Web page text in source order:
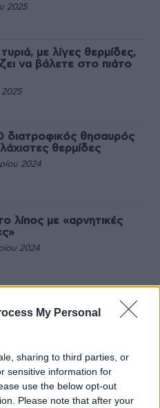
My Personal
sharing to third parties, or
sensitive information for
use the below opt-out
Please note that after your
2025
τυριά, με λίγες θερμίδες,
να βάλετε στο πιάτο
διατροφικός θησαυρός
θερμίδες
2024
λίπος με «αρνητικές
2024
τρόπος για να κάψεις
θερμίδες στο
ποτά χαμηλά
και ζάχαρη